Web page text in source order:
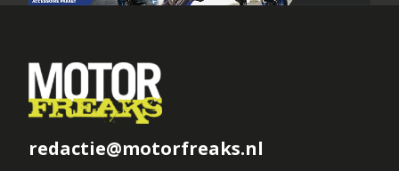
redactie@motorfreaks.nl